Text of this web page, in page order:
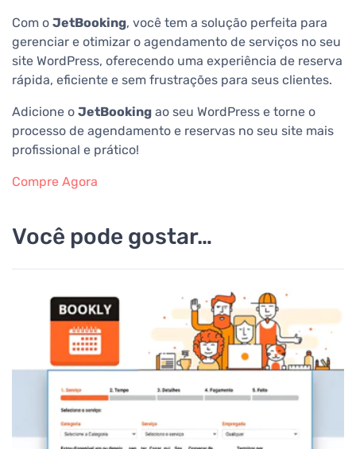
Com o JetBooking, você tem a solução perfeita para
gerenciar e otimizar o agendamento de serviços no seu
site WordPress, oferecendo uma experiência de reserva
rápida, eficiente e sem frustrações para seus clientes.
Adicione o JetBooking ao seu WordPress e torne o
processo de agendamento e reservas no seu site mais
profissional e prático!
Compre Agora
Você pode gostar…